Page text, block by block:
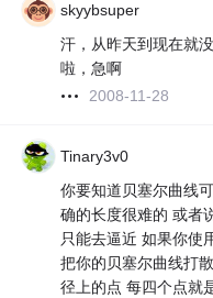
skyybsuper
汗，从昨天到现在就
啦，急啊
2008-11-28
Tinary3v0
你要知道贝塞尔曲线
确的长度很难的 或者
只能去逼近 如果你使
把你的贝塞尔曲线打
径上的点 每四个点就